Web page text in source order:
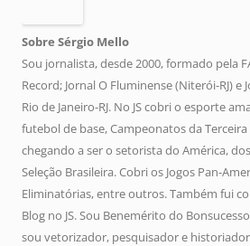
Sobre Sérgio Mello
Sou jornalista, desde 2000, formado pela
Record; Jornal O Fluminense (Niterói-RJ) e
Rio de Janeiro-RJ. No JS cobri o esporte
futebol de base, Campeonatos da Terceira
chegando a ser o setorista do América,
Seleção Brasileira. Cobri os Jogos Pan-
Eliminatórias, entre outros. Também fui
Blog no JS. Sou Benemérito do
sou vetorizador, pesquisador e